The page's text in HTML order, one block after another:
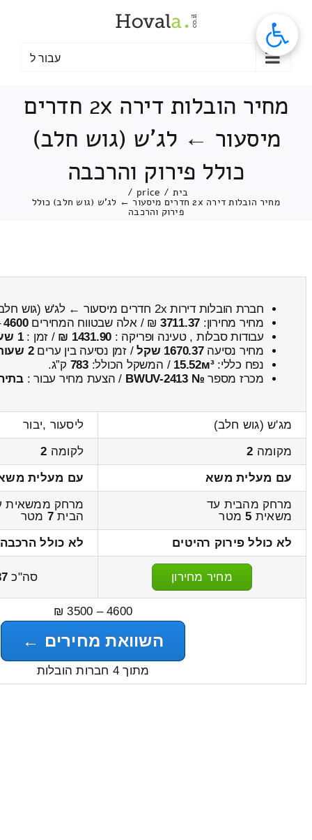
עבור ל
מחיר הובלות דירה 2x חדרים
מיסעור ← לג'ש (גוש חלב)
כולל פירוק והרכבה
בית /
price
/
מחיר הובלות דירה 2x חדרים מיסעור ← לג'ש (גוש חלב) כולל
פירוק והרכבה
חברת הובלות דירות 2x חדרים מיסעור ← לג'ש (גוש חלב)
מחיר מחירון: 3711.37 ₪ / אלה שבטווח המחירים4600
עבודות סבלות , טעינה ופריקה : 1431.90 ₪ / זמן :1 שעות 5 דקות
מחיר נסיעה1670.37 שקל / זמן נסיעה בין ערים2 שעות , 14 דקות
נפח כללי:15.52м³ / המשקל הכולל:783 ק”ג.
מכרז מספר № BWUV-2413 / הצעת מחיר עבור :
מג'ש (גוש חלב)
ליסעור ,יבור
מקומה 2 לקומה 2
עם מעלית משא
עם מעלית
מרחק מהבית עד
משאית 5מטר
מרחק ממשאית
הבית7 מטר
לא כולל פירוק רהיטים
לא כולל
מחיר מחירון סה"כ
4600 – 3500 ₪
השוואת מחירים ←
מתוך 4 חברות הובלות